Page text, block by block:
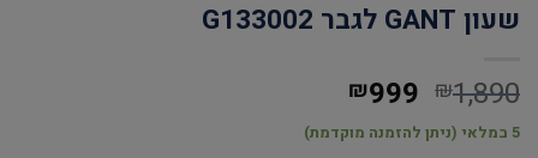
שעון GANT לגבר G133002
₪1,890
₪999
5 במלאי (ניתן להזמנה מוקדמת)